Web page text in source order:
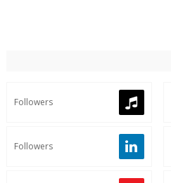
Followers
Followers